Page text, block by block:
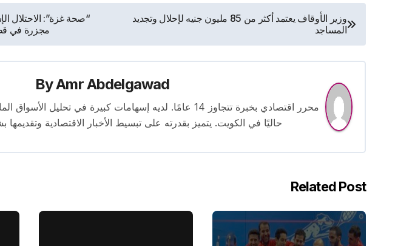
تصفّح
المقالات
وزير الأوقاف يعتمد أكثر من 85 مليون جنيه لإحلال وتجديد
المساجد
مجزرة في
ByAmr Abdelgawad
محرر اقتصادي بخبرة تتجاوز 14 عامًا. لديه إسهامات كبيرة في تحليل
حاليًا في الكويت. يتميز بقدرته على تبسيط الأخبار الاقتصادية
Related Post